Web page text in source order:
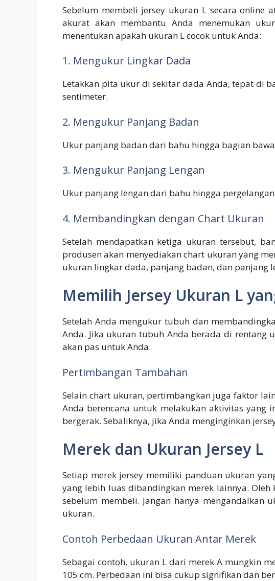
Sebelum membeli jersey ukuran L secara
akurat akan membantu Anda menemukan
menentukan apakah ukuran L cocok untuk Anda:
1. Mengukur Lingkar Dada
Letakkan pita ukur di sekitar dada Anda, tepat di
sentimeter.
2. Mengukur Panjang Badan
Ukur panjang badan dari bahu hingga bagian
3. Mengukur Panjang Lengan
Ukur panjang lengan dari bahu hingga
4. Membandingkan dengan Chart Ukuran
Setelah mendapatkan ketiga ukuran tersebut,
produsen akan menyediakan chart ukuran yang
ukuran lingkar dada, panjang badan, dan panjang
Memilih Jersey Ukuran L
Setelah Anda mengukur tubuh dan
Anda. Jika ukuran tubuh Anda berada di rentang
akan pas untuk Anda.
Pertimbangan Tambahan
Selain chart ukuran, pertimbangkan juga faktor
Anda berencana untuk melakukan aktivitas
bergerak. Sebaliknya, jika Anda menginginkan
Merek dan Ukuran Jersey L
Setiap merek jersey memiliki panduan ukuran
yang lebih luas dibandingkan merek lainnya.
sebelum membeli. Jangan hanya mengandalkan
ukuran.
Contoh Perbedaan Ukuran Antar Merek
Sebagai contoh, ukuran L dari merek A mungkin
105 cm. Perbedaan ini bisa cukup signifikan dan